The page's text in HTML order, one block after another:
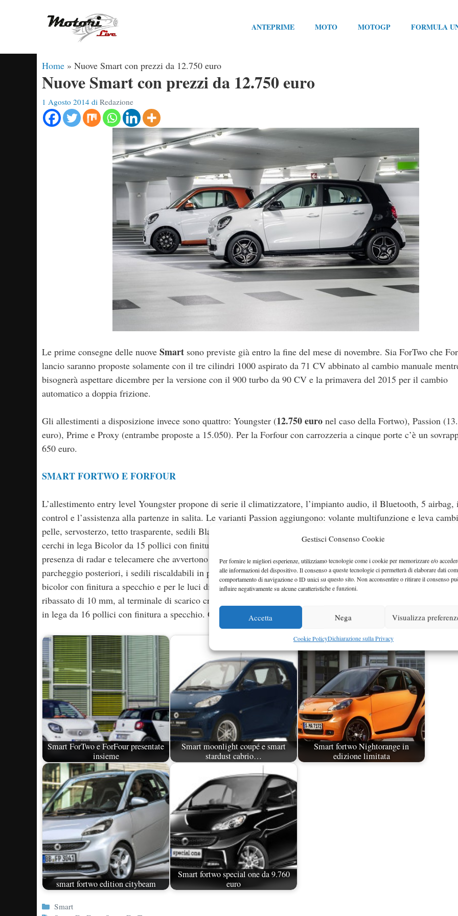
Gestisci Consenso Cookie
Per fornire le migliori esperienze, utilizziamo tecnologie come i cookie per memorizzare e/o
alle informazioni del dispositivo. Il consenso a queste tecnologie ci permetterà di elaborare dati
comportamento di navigazione o ID unici su questo sito. Non acconsentire o ritirare il consenso
influire negativamente su alcune caratteristiche e funzioni.
Accetta Nega Visualizza
Cookie PolicyDichiarazione sulla Privacy
ANTEPRIME MOTO MOTOGP FORMULA
Home » Nuove Smart con prezzi da 12.750 euro
Nuove Smart con prezzi da 12.750 euro
1 Agosto 2014 di Redazione
Le prime consegne delle nuove Smart sono previste già entro la fine del mese di novembre. Sia ForTwo che
lancio saranno proposte solamente con il tre cilindri 1000 aspirato da 71 CV abbinato al cambio manuale
bisognerà aspettare dicembre per la versione con il 900 turbo da 90 CV e la primavera del 2015 per il cambio
automatico a doppia frizione.
Gli allestimenti a disposizione invece sono quattro: Youngster (12.750 euro nel caso della Fortwo), Passion
euro), Prime e Proxy (entrambe proposte a 15.050). Per la Forfour con carrozzeria a cinque porte c’è un
650 euro.
SMART FORTWO E FORFOUR
L’allestimento entry level Youngster propone di serie il climatizzatore, l’impianto audio, il Bluetooth, 5 airbag,
control e l’assistenza alla partenze in salita. Le varianti Passion aggiungono: volante multifunzione e leva
pelle, servosterzo, tetto trasparente, sedili Black-Orange, schermo multifunzione a colori con computer di
cerchi in lega Bicolor da 15 pollici con finitura a specchio e cellula Tridion di colore Silver. La Prime si
presenza di radar e telecamere che avvertono di un eventuale pericolo di collisione frontale o laterale, per i
parcheggio posteriori, i sedili riscaldabili in pelle, il display a colori con integrazione per lo smartphone, i
bicolor con finitura a specchio e per le luci diurne a LED. La Proxy è la più “aggressiva” del lotto grazie
ribassato di 10 mm, al terminale di scarico cromato, alla pedaliera in acciaio, al volante sportivo a tre razze e
in lega da 16 pollici con finitura a specchio. Gli interni sono in pelle e tessuto bianco-blue marine.
Smart ForTwo e ForFour presentate
insieme
Smart moonlight coupé e smart
stardust cabrio…
Smart fortwo Nightorange in
edizione limitata
smart fortwo edition citybeam
Smart fortwo special one da 9.760
euro
Categorie
Smart